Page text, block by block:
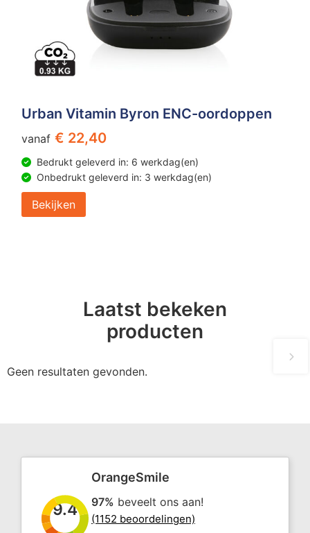
Urban Vitamin Byron ENC-oordoppen
vanaf € 22,40
Bedrukt geleverd in: 6 werkdag(en)
Onbedrukt geleverd in: 3 werkdag(en)
Bekijken
Laatst bekeken
producten
Geen resultaten gevonden.
9.4
OrangeSmile
97% beveelt ons aan!
(1152 beoordelingen)